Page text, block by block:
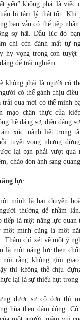
yếu” không phải là việc
bị tâm lý thật tốt. Khi
bạn vẫn có thể tiếp nhận
sợ hãi. Dẫu lúc đó
chí còn đánh mất tự
hy vọng trong cơn tuyệt
để trải nghiệm.
không phải là người có
có thể gánh chịu
trải qua mới có thể minh
mạo chân thực của
hề đáng sợ, điều đáng
xúc mãnh liệt trong
tuyệt vọng nhưng
lại bạn phải vượt qua
chào đón ánh sáng
lực
mình là hai chuyện
thường dễ nhầm
tiếp là một năng lực quan
một mình cũng là một
Thậm chí xét về một ý
là một năng lực then
nói rằng không giỏi
thì không thể chịu
lại là sự thiếu hụt trong
được sự cô đơn thì
hùa theo đám đông.